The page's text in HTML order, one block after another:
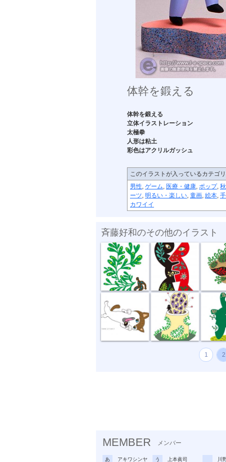
体幹を鍛える
体幹を鍛える
立体イラストレーション
太極拳
人形は粘土
彩色はアクリルガッシュ
このイラストが入っているカテゴ
男性, ゲーム, 医療・健康, ポップ, 秋
ーツ, 明るい・楽しい, 童画, 絵本,
カワイイ
斉藤好和のその他のイラスト
植物のチカラ 組み合わせ 植木鉢
どう、このポ... おいしい匂い 新しい種
1 2
MEMBER メンバー
あ アキワシンヤ う 上本眞司 川